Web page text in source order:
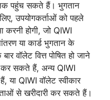
पहुंच सकते हैं। भुगतान
उपयोगकर्ताओं को पहले
करनी होगी, जो QIWI
या कार्ड भुगतान के
वॉलेट वित्त पोषित हो जाने
कर सकते हैं, अन्य QIWI
या QIWI वॉलेट स्वीकार
से खरीदारी कर सकते हैं।